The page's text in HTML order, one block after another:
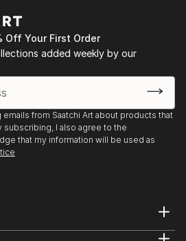
Off Your First Order
added weekly by our
from Saatchi Art about products that
subscribing, I also agree to the
that my information will be used as